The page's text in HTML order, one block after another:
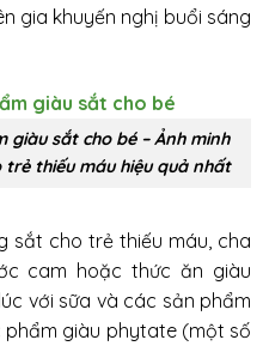
gia khuyến nghị buổi sáng
giàu sắt cho bé – Ảnh minh
trẻ thiếu máu hiệu quả nhất
sắt cho trẻ thiếu máu, cha
cam hoặc thức ăn giàu
với sữa và các sản phẩm
giàu phytate (một số